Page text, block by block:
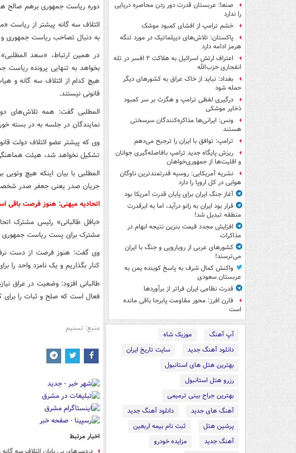
صنعا: عربستان قدرت دور زدن محاصره دریایی
را ندارد
خشم ترامپ از افشای کمبود موشک
پاکستان: تلاش‌های دیپلماتیک در مورد تنگه
هرمز ادامه دارد
اعتراف ارتش اسرائیل به هلاکت ۲ افسر در تله
انفجاری حزب‌الله
بغداد: نباید از خاک عراق به کشورهای دیگر
حمله شود
درگیری لفظی ترامپ و هگزث بر سر کمبود
ذخایر موشکی
ونس: ایرانی‌ها مذاکره‌کنندگان سرسختی
هستند
ترامپ: توافق با ایران را ترجیح می‌دهم
ریزش پایگاه جدید ترامپ بافاصله‌گیری جوانان
و اقلیت‌ها از جمهوری‌خواهان
نشریه آمریکایی: روسیه قدرتمندترین ناوگان
هوایی در کل اروپا را دارد
آغاز جنگ ایران برای پایان قدرت آمریکا بود
قرار بود ایران به زانو درآید، اما به ابرقدرت
منطقه تبدیل شد!
افزایش مجدد قیمت بنزین نتیجه ابهام در
مذاکرات
کشورهای عربی از رویارویی و جنگ با ایران
می‌ترسند!
واکنش کمال شرف به پاسخ کوبنده یمن به
عربستان سعودی
قدرت نظامی ایران فراتر از برآوردها
فارن افرز: محور مقاومت پابرجا باقی مانده
است
آپ آهنگ
موزیک شاه
دانلود آهنگ جدید
سایت تاریخ ایران
بهترین هتل های استانبول
رزرو هتل استانبول
بهترین جراح بینی ترمیمی
آهنگ های جدید
دانلود آهنگ جدید
پرشین هتل
ثبت نام بیمه اربعین
آهنگ جدید
مزایده خودرو
دوره ریاست جمهوری برهم صالح
ائتلاف سه گانه پیشتر از ریاست
به دنبال تصاحب ریاست جمهوری
در همین ارتباط، «سعد
بخواهد به تنهایی پرونده ریاست
هیچ کدام از ائتلاف سه گانه و
قانونی نیستند.
المطلبی گفت: همه تلاش‌های
نمایندگان در جلسه به در بسته
وی که پیشتر عضو ائتلاف دولت
تشکیل نخواهد شد، هیئت
المطلبی با بیان اینکه هیچ
جریان صدر یعنی جعفر صدر
اتحادیه میهنی: هنوز فرصت باقی
«بافل طالبانی» رئیس مشترک
مشترک برای پست ریاست جمهوری
وی گفت: هنوز فرصت از دست
کنار بگذاریم و یک نامزد واحد را
طالبانی افزود: وضعیت در عراق
فعال است که صلح و ثبات را برای
منبع: تسنیم
اخبار مرتبط